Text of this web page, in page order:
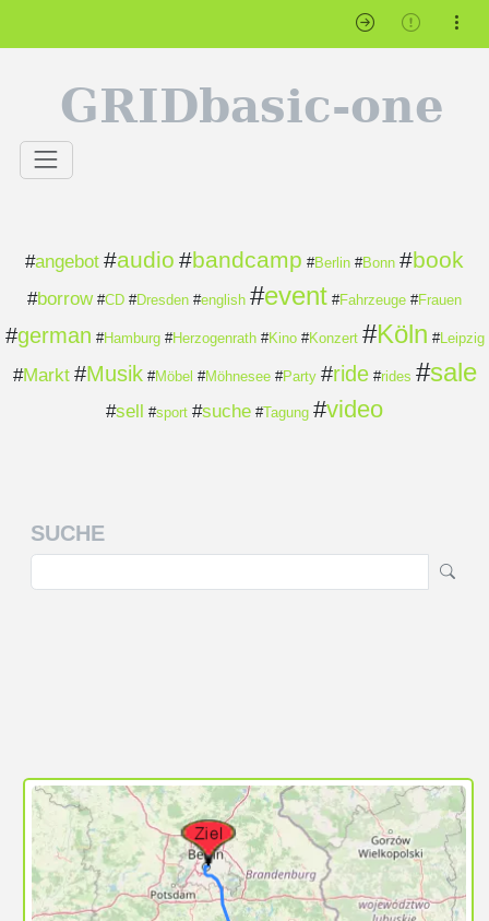
GRIDbasic-one
#angebot #audio #bandcamp #Berlin #Bonn #book
#borrow #CD #Dresden #english #event #Fahrzeuge #Frauen
#german #Hamburg #Herzogenrath #Kino #Konzert #Köln #Leipzig
#Markt #Musik #Möbel #Möhnesee #Party #ride #rides #sale
#sell #sport #suche #Tagung #video
SUCHE